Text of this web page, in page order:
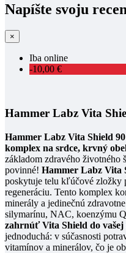
Napíšte svoju
×
Iba online
-10,00 €
Hammer Labz Vita
Hammer Labz Vita Shield
komplex na srdce, krvný
základom zdravého
povinné! Hammer Labz Vita
poskytuje telu kľúčové zložky
regeneráciu. Tento komplex
minerály a jedinečnú
silymarínu, NAC, koenzýmu
zahrnúť Vita Shield do vašej
jednoduchá: v súčasnosti
vitamínov a minerálov, čo je